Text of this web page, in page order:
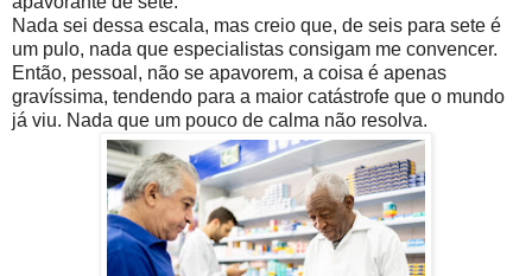
Nada sei dessa escala, mas creio que, de seis para sete é
um pulo, nada que especialistas consigam me convencer.
Então, pessoal, não se apavorem, a coisa é apenas
gravíssima, tendendo para a maior catástrofe que o mundo
já viu. Nada que um pouco de calma não resolva.